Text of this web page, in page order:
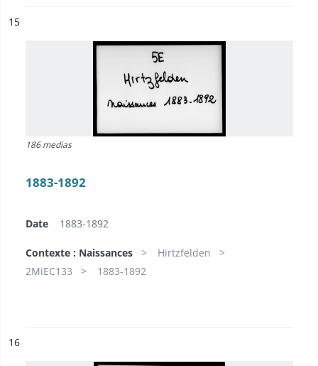
n°
15
186 medias
1883-1892
Date 1883-1892
Contexte : Naissances
Hirtzfelden
2MiEC133
1883-1892
n°
16